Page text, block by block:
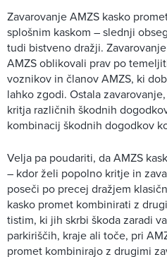
Zavarovanje AMZS kasko
splošnim kaskom – slednji
tudi bistveno dražji.
AMZS oblikovali prav po
voznikov in članov AMZS, ki
lahko zgodi. Ostala
kritja različnih škodnih
kombinacij škodnih dogodkov
Velja pa poudariti, da AMZS
– kdor želi popolno kritje in
poseči po precej dražjem
kasko promet kombinirati z
tistim, ki jih skrbi škoda zaradi
parkiriščih, kraje ali toče, pri
promet kombinirajo z drugimi